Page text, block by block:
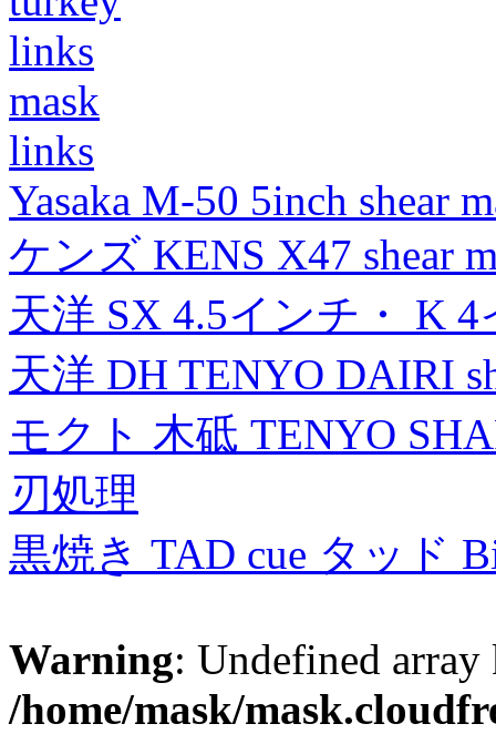
links
mask
links
Yasaka M-50 5inch shear
ケンズ KENS X47 shear
天洋 SX 4.5インチ・ K
天洋 DH TENYO DAIRI
モクト 木砥 TENYO
刃処理
黒焼き TAD cue タッド
Warning: Undefined
/home/mask/